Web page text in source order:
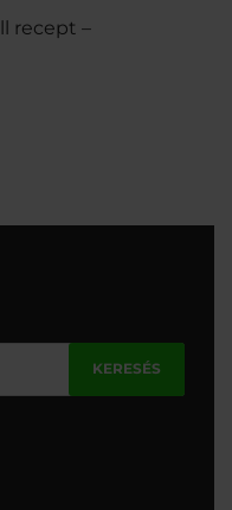
recept –